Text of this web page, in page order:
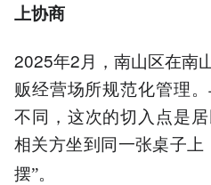
上协商
2025年2月，南山区在南
贩经营场所规范化管理
不同，这次的切入点是
相关方坐到同一张桌子上
摆”。